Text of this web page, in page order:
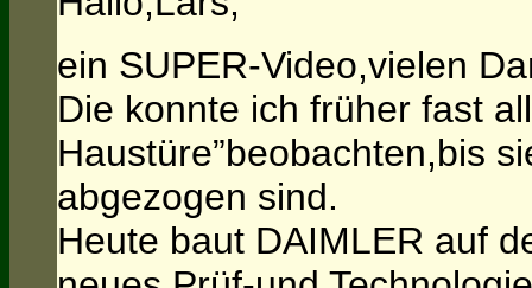
ein SUPER-Video,vielen
Die konnte ich früher fast
Haustüre”beobachten,bis
abgezogen sind.
Heute baut DAIMLER auf